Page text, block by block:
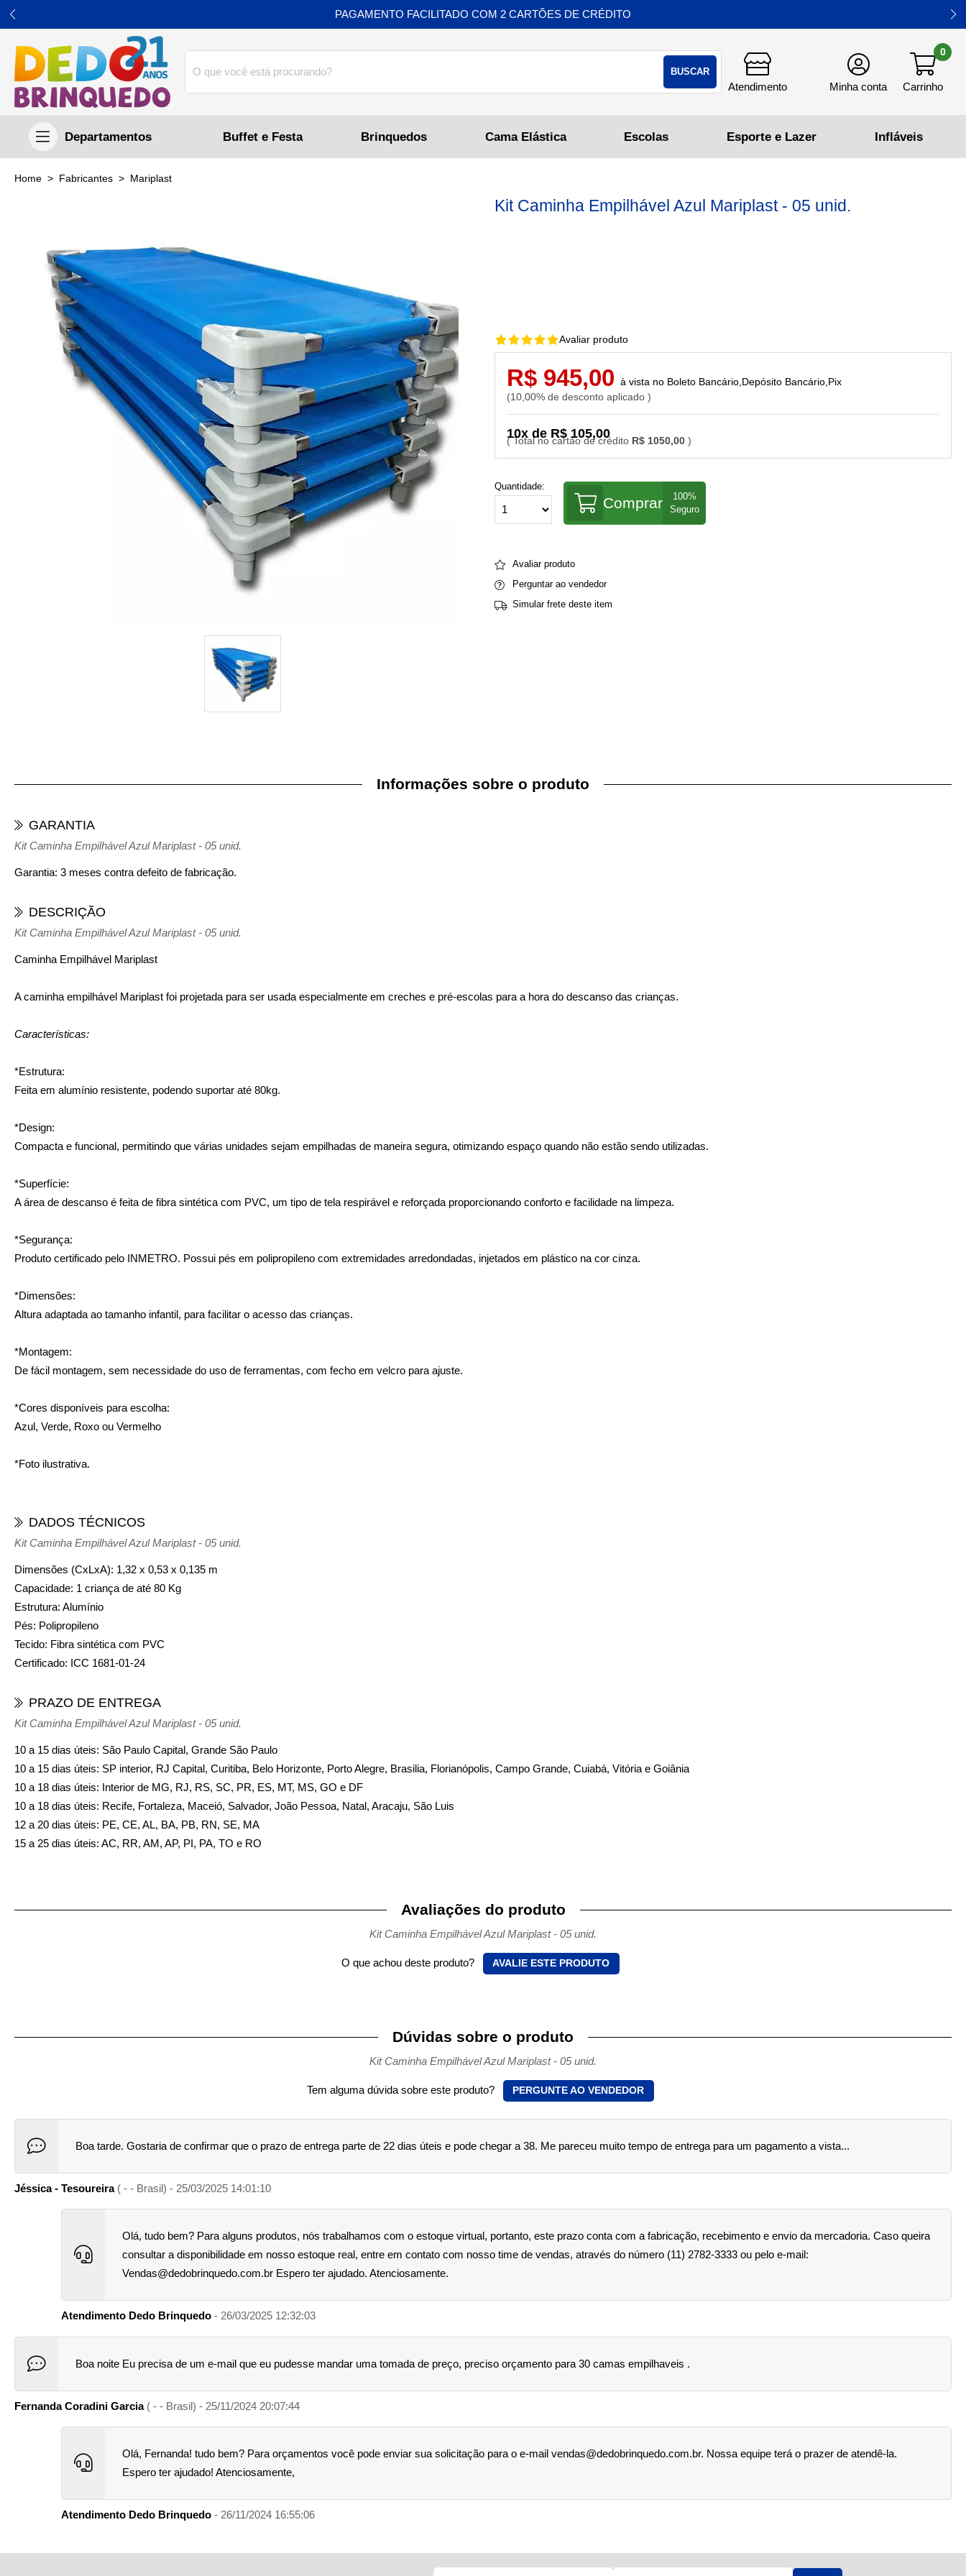
BUSCAR
0
Buffet e Festa Brinquedos Cama Elástica
PAGAMENTO FACILITADO COM 2 CARTÕES DE CRÉDITO
home Fabricantes mariplast
Kit Caminha Empilhável Azul Mariplast - 05 unid.
Avaliar produto
R$ 1050,00
10x de R$ 105,00
R$ 945,00
10,00% de desconto aplicado
Boleto Bancário,Depósito Bancário,Pix
Quantidade:
Comprar
Avaliar produto
Perguntar ao vendedor
Simular frete deste item
Informações sobre o produto
GARANTIA
Kit Caminha Empilhável Azul Mariplast - 05 unid.
Garantia: 3 meses contra defeito de fabricação.
DESCRIÇÃO
Kit Caminha Empilhável Azul Mariplast - 05 unid.
Caminha Empilhável Mariplast
A caminha empilhável Mariplast foi projetada para ser usada especialmente em creches e pré-escolas para a hora do descanso das crianças.
Características:
*Estrutura:
Feita em alumínio resistente, podendo suportar até 80kg.
*Design:
Compacta e funcional, permitindo que várias unidades sejam empilhadas de maneira segura, otimizando espaço quando não estão sendo utilizadas.
*Superfície:
A área de descanso é feita de fibra sintética com PVC, um tipo de tela respirável e reforçada proporcionando conforto e facilidade na limpeza.
*Segurança:
Produto certificado pelo INMETRO. Possui pés em polipropileno com extremidades arredondadas, injetados em plástico na cor cinza.
*Dimensões:
Altura adaptada ao tamanho infantil, para facilitar o acesso das crianças.
*Montagem:
De fácil montagem, sem necessidade do uso de ferramentas, com fecho em velcro para ajuste.
*Cores disponíveis para escolha:
Azul, Verde, Roxo ou Vermelho
*Foto ilustrativa.
DADOS TÉCNICOS
Kit Caminha Empilhável Azul Mariplast - 05 unid.
Dimensões (CxLxA): 1,32 x 0,53 x 0,135 m
Capacidade: 1 criança de até 80 Kg
Estrutura: Alumínio
Pés: Polipropileno
Tecido: Fibra sintética com PVC
Certificado: ICC 1681-01-24
PRAZO DE ENTREGA
Kit Caminha Empilhável Azul Mariplast - 05 unid.
10 a 15 dias úteis: São Paulo Capital, Grande São Paulo
10 a 15 dias úteis: SP interior, RJ Capital, Curitiba, Belo Horizonte, Porto Alegre, Brasilia, Florianópolis, Campo Grande, Cuiabá, Vitória e Goiânia
10 a 18 dias úteis: Interior de MG, RJ, RS, SC, PR, ES, MT, MS, GO e DF
10 a 18 dias úteis: Recife, Fortaleza, Maceió, Salvador, João Pessoa, Natal, Aracaju, São Luis
12 a 20 dias úteis: PE, CE, AL, BA, PB, RN, SE, MA
15 a 25 dias úteis: AC, RR, AM, AP, PI, PA, TO e RO
Avaliações do produto
Kit Caminha Empilhável Azul Mariplast - 05 unid.
O que achou deste produto? AVALIE ESTE PRODUTO
Dúvidas sobre o produto
Kit Caminha Empilhável Azul Mariplast - 05 unid.
Tem alguma dúvida sobre este produto? PERGUNTE AO VENDEDOR
Boa tarde. Gostaria de confirmar que o prazo de entrega parte de 22 dias úteis e pode chegar a 38. Me pareceu muito tempo de entrega para um pagamento a vista...
Jéssica - Tesoureira( - - Brasil) - 25/03/2025 14:01:10
Olá, tudo bem? Para alguns produtos, nós trabalhamos com o estoque virtual, portanto, este prazo conta com a fabricação, recebimento e envio da mercadoria. Caso queira
consultar a disponibilidade em nosso estoque real, entre em contato com nosso time de vendas, através do número (11) 2782-3333 ou pelo e-mail:
Vendas@dedobrinquedo.com.br Espero ter ajudado. Atenciosamente.
Atendimento Dedo Brinquedo - 26/03/2025 12:32:03
Boa noite Eu precisa de um e-mail que eu pudesse mandar uma tomada de preço, preciso orçamento para 30 camas empilhaveis .
Fernanda Coradini Garcia ( - - Brasil) - 25/11/2024 20:07:44
Olá, Fernanda! tudo bem? Para orçamentos você pode enviar sua solicitação para o e-mail vendas@dedobrinquedo.com.br. Nossa equipe terá o prazer de atendê-la.
Espero ter ajudado! Atenciosamente,
Atendimento Dedo Brinquedo - 26/11/2024 16:55:06